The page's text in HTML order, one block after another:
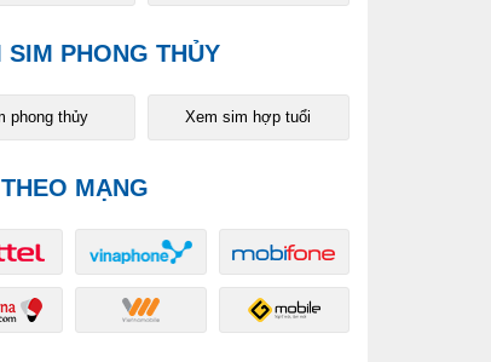
SIM PHONG THỦY
phong thủy Xem sim hợp tuổi
MẠNG